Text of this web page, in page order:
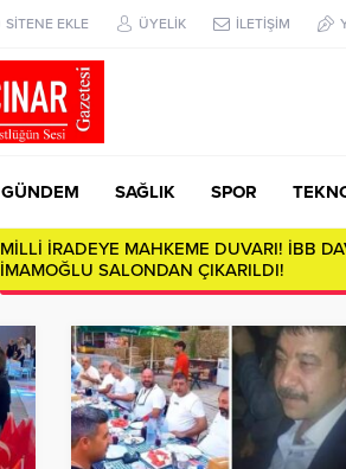
SİTENE EKLE ÜYELİK İLETİŞİM
GÜNDEM SAĞLIK SPOR
MİLLİ İRADEYE MAHKEME DUVARI! İBB
İMAMOĞLU SALONDAN ÇIKARILDI!